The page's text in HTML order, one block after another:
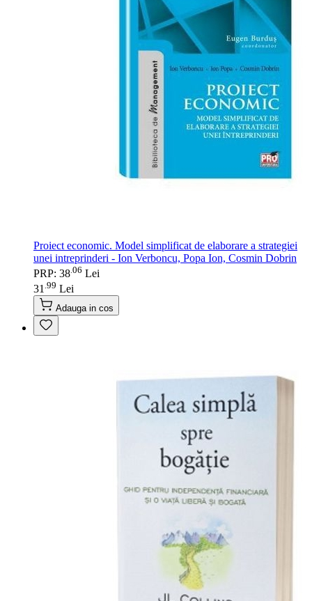
Proiect economic. Model simplificat de elaborare a strategiei
unei intreprinderi - Ion Verboncu, Popa Ion, Cosmin Dobrin
PRP: 38 06 Lei
31 99 Lei
Adauga in cos